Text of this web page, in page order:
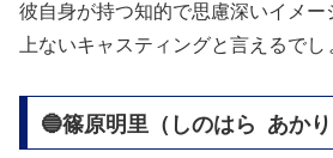
彼自身が持つ知的で思慮深いイメー
上ないキャスティングと言えるでし
🔵篠原明里（しのはら あか